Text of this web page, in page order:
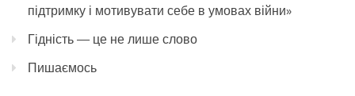
підтримку і мотивувати себе в умовах війни»
Гідність — це не лише слово
Пишаємось